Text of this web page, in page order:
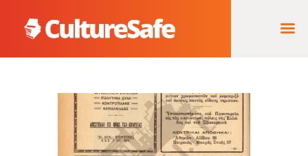
ΑΡΧΙΚΉ
ΦΟΡΈΑΣ ΥΛΟΠΟΊΗΣΗΣ
& ΈΡΓΑ